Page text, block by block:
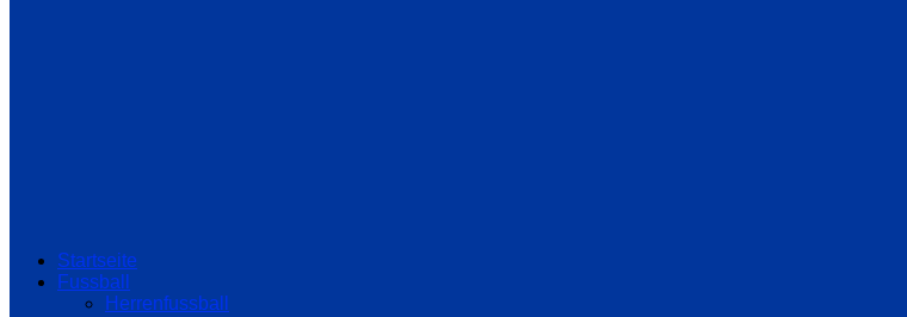
Startseite
Fussball
Herrenfussball